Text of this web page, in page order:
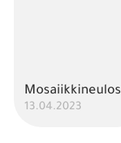
Mosaiikkineulos
13.04.2023